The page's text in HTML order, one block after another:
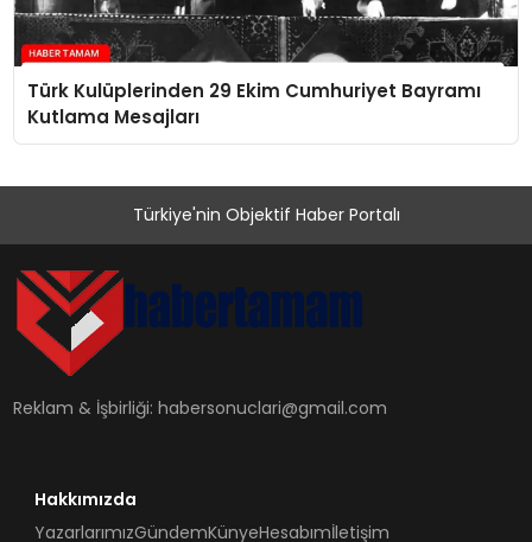
Türk Kulüplerinden 29 Ekim Cumhuriyet Bayramı
Kutlama Mesajları
Türkiye'nin Objektif Haber Portalı
Reklam & İşbirliği:habersonuclari@gmail.com
Hakkımızda
YazarlarımızGündemKünyeHesabımİletişim